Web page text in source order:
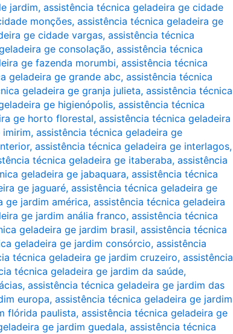
jardim, assistência técnica geladeira ge cidade
monções, assistência técnica geladeira ge
ge cidade vargas, assistência técnica
ge consolação, assistência técnica
ge fazenda morumbi, assistência técnica
geladeira ge grande abc, assistência técnica
geladeira ge granja julieta, assistência técnica
ge higienópolis, assistência técnica
ge horto florestal, assistência técnica geladeira
imirim, assistência técnica geladeira ge
, assistência técnica geladeira ge interlagos,
técnica geladeira ge itaberaba, assistência
geladeira ge jabaquara, assistência técnica
ge jaguaré, assistência técnica geladeira ge
ge jardim américa, assistência técnica geladeira
ge jardim anália franco, assistência técnica
geladeira ge jardim brasil, assistência técnica
geladeira ge jardim consórcio, assistência
técnica geladeira ge jardim cruzeiro, assistência
técnica geladeira ge jardim da saúde,
, assistência técnica geladeira ge jardim das
europa, assistência técnica geladeira ge jardim
flórida paulista, assistência técnica geladeira ge
ge jardim guedala, assistência técnica